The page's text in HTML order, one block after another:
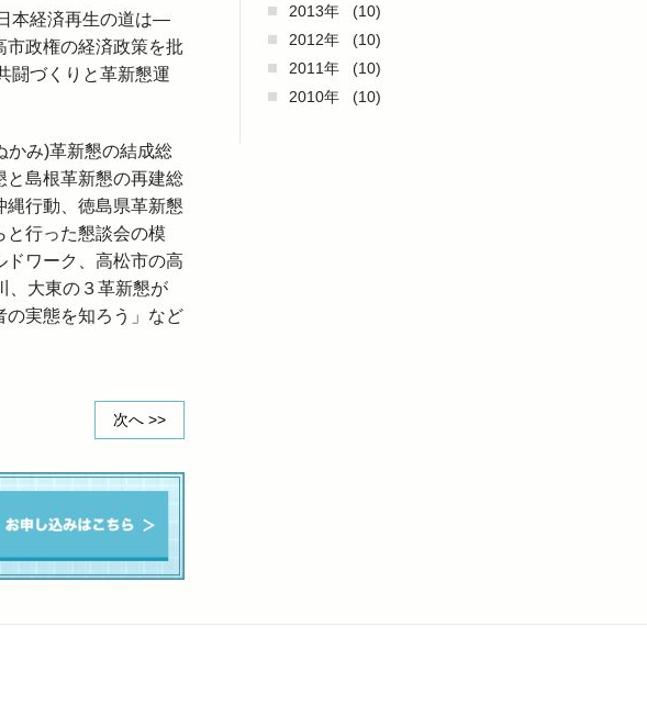
本経済再生の道は―
市政権の経済政策を批
闘づくりと革新懇運
かみ)革新懇の結成総
と島根革新懇の再建総
行動、徳島県革新懇
と行った懇談会の模
ワーク、高松市の高
、大東の３革新懇が
の実態を知ろう」など
次へ >>
2013年
(10)
2012年
(10)
2011年
(10)
2010年
(10)